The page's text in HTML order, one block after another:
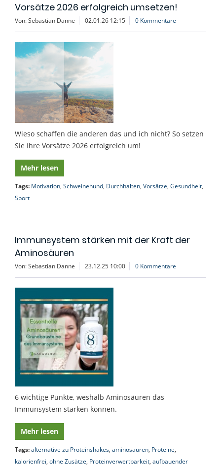
Vorsätze 2026 erfolgreich umsetzen!
Von: Sebastian Danne 02.01.26 12:15 0 Kommentare
Wieso schaffen die anderen das und ich nicht? So setzen
Sie Ihre Vorsätze 2026 erfolgreich um!
Mehr lesen
Tags: Motivation, Schweinehund, Durchhalten, Vorsätze, Gesundheit,
Sport
Immunsystem stärken mit der Kraft der
Aminosäuren
Von: Sebastian Danne 23.12.25 10:00 0 Kommentare
6 wichtige Punkte, weshalb Aminosäuren das
Immunsystem stärken können.
Mehr lesen
Tags:alternative zu Proteinshakes, aminosäuren, Proteine,
kalorienfrei, ohne Zusätze, Proteinverwertbarkeit, aufbauender